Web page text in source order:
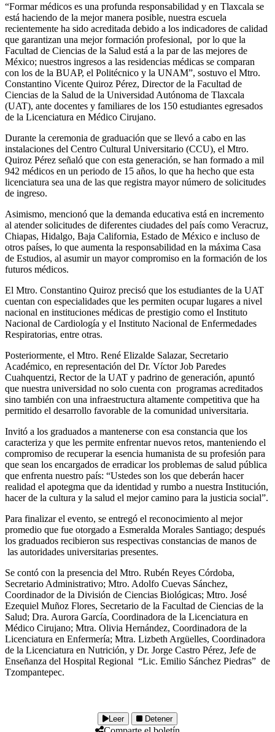
“Formar médicos es una profunda responsabilidad y en Tlaxcala se
está haciendo de la mejor manera posible, nuestra escuela
recientemente ha sido acreditada debido a los indicadores de calidad
que garantizan una mejor formación profesional, por lo que la
Facultad de Ciencias de la Salud está a la par de las mejores de
México; nuestros ingresos a las residencias médicas se comparan
con los de la BUAP, el Politécnico y la UNAM”, sostuvo el Mtro.
Constantino Vicente Quiroz Pérez, Director de la Facultad de
Ciencias de la Salud de la Universidad Autónoma de Tlaxcala
(UAT), ante docentes y familiares de los 150 estudiantes egresados
de la Licenciatura en Médico Cirujano.
Durante la ceremonia de graduación que se llevó a cabo en las
instalaciones del Centro Cultural Universitario (CCU), el Mtro.
Quiroz Pérez señaló que con esta generación, se han formado a mil
942 médicos en un periodo de 15 años, lo que ha hecho que esta
licenciatura sea una de las que registra mayor número de solicitudes
de ingreso.
Asimismo, mencionó que la demanda educativa está en incremento
al atender solicitudes de diferentes ciudades del país como Veracruz,
Chiapas, Hidalgo, Baja California, Estado de México e incluso de
otros países, lo que aumenta la responsabilidad en la máxima Casa
de Estudios, al asumir un mayor compromiso en la formación de los
futuros médicos.
El Mtro. Constantino Quiroz precisó que los estudiantes de la UAT
cuentan con especialidades que les permiten ocupar lugares a nivel
nacional en instituciones médicas de prestigio como el Instituto
Nacional de Cardiología y el Instituto Nacional de Enfermedades
Respiratorias, entre otras.
Posteriormente, el Mtro. René Elizalde Salazar, Secretario
Académico, en representación del Dr. Víctor Job Paredes
Cuahquentzi, Rector de la UAT y padrino de generación, apuntó
que nuestra universidad no solo cuenta con programas acreditados
sino también con una infraestructura altamente competitiva que ha
permitido el desarrollo favorable de la comunidad universitaria.
Invitó a los graduados a mantenerse con esa constancia que los
caracteriza y que les permite enfrentar nuevos retos, manteniendo el
compromiso de recuperar la esencia humanista de su profesión para
que sean los encargados de erradicar los problemas de salud pública
que enfrenta nuestro país: “Ustedes son los que deberán hacer
realidad el apotegma que da identidad y rumbo a nuestra Institución,
hacer de la cultura y la salud el mejor camino para la justicia social”.
Para finalizar el evento, se entregó el reconocimiento al mejor
promedio que fue otorgado a Esmeralda Morales Santiago; después
los graduados recibieron sus respectivas constancias de manos de
las autoridades universitarias presentes.
Se contó con la presencia del Mtro. Rubén Reyes Córdoba,
Secretario Administrativo; Mtro. Adolfo Cuevas Sánchez,
Coordinador de la División de Ciencias Biológicas; Mtro. José
Ezequiel Muñoz Flores, Secretario de la Facultad de Ciencias de la
Salud; Dra. Aurora García, Coordinadora de la Licenciatura en
Médico Cirujano; Mtra. Olivia Hernández, Coordinadora de la
Licenciatura en Enfermería; Mtra. Lizbeth Argüelles, Coordinadora
de la Licenciatura en Nutrición, y Dr. Jorge Castro Pérez, Jefe de
Enseñanza del Hospital Regional “Lic. Emilio Sánchez Piedras” de
Tzompantepec.
Leer Detener